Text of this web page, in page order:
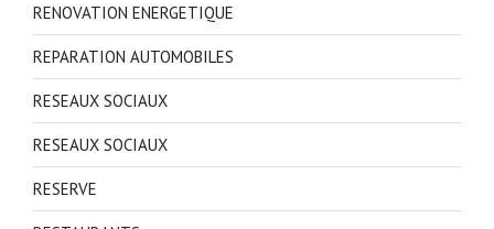
RENOVATION ENERGETIQUE
REPARATION AUTOMOBILES
RESEAUX SOCIAUX
RESEAUX SOCIAUX
RESERVE